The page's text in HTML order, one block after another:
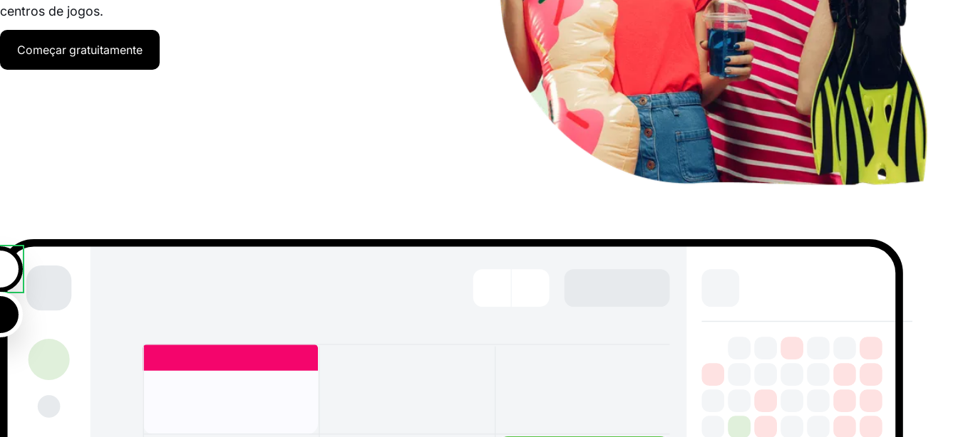
centros de jogos.
Começar gratuitamente